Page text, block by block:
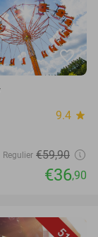
favorite_border
9.4 star
Regulier €59,90
€36,90